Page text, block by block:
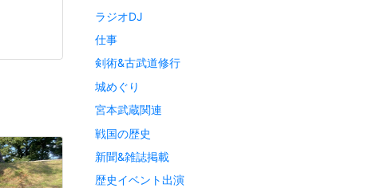
ラジオDJ
仕事
剣術&古武道修行
城めぐり
宮本武蔵関連
戦国の歴史
新聞&雑誌掲載
歴史イベント出演